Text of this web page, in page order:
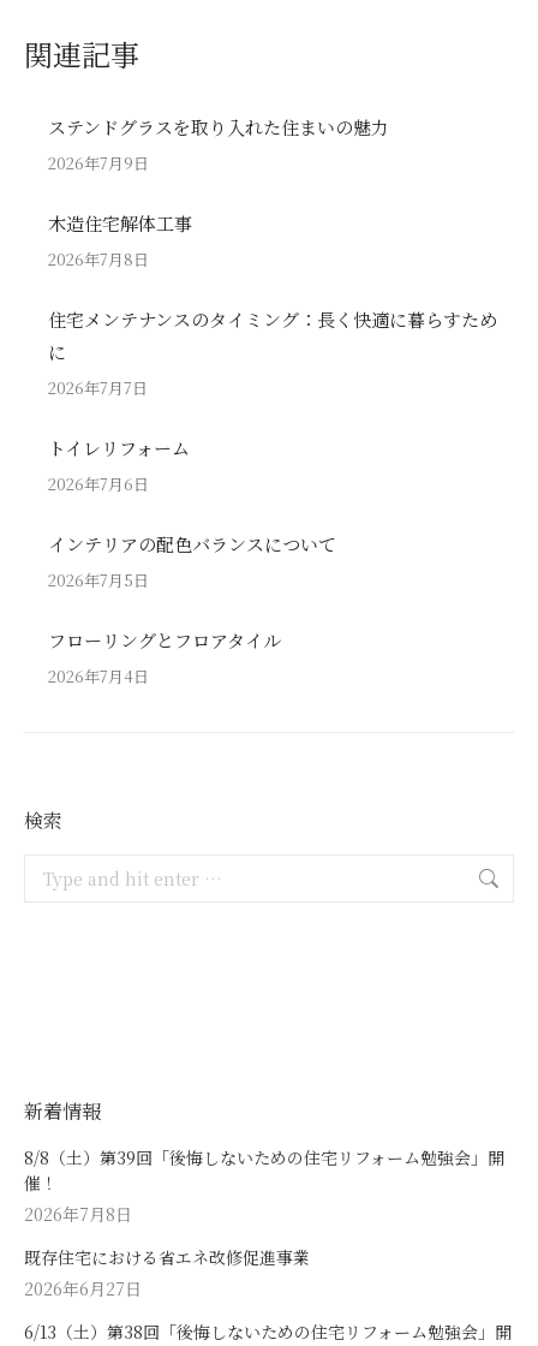
関連記事
ステンドグラスを取り入れた住まいの魅力
2026年7月9日
木造住宅解体工事
2026年7月8日
住宅メンテナンスのタイミング：長く快適に暮らすため
に
2026年7月7日
トイレリフォーム
2026年7月6日
インテリアの配色バランスについて
2026年7月5日
フローリングとフロアタイル
2026年7月4日
検索
新着情報
8/8（土）第39回「後悔しないための住宅リフォーム勉強会」開
催！
2026年7月8日
既存住宅における省エネ改修促進事業
2026年6月27日
6/13（土）第38回「後悔しないための住宅リフォーム勉強会」開